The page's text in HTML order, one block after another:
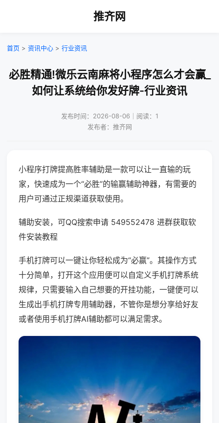
推齐网
首页 > 资讯中心 > 行业资讯
必胜精通!微乐云南麻将小程序怎么才会赢_
如何让系统给你发好牌-行业资讯
发布时间：2026-08-06｜阅读：1
发布者：推齐网
小程序打牌提高胜率辅助是一款可以让一直输的玩
家，快速成为一个“必胜”的输赢辅助神器，有需要的
用户可通过正规渠道获取使用。
辅助安装，可QQ搜索申请 549552478 进群获取软
件安装教程
手机打牌可以一键让你轻松成为“必赢”。其操作方式
十分简单，打开这个应用便可以自定义手机打牌系统
规律，只需要输入自己想要的开挂功能，一键便可以
生成出手机打牌专用辅助器，不管你是想分享给好友
或者使用手机打牌AI辅助都可以满足需求。